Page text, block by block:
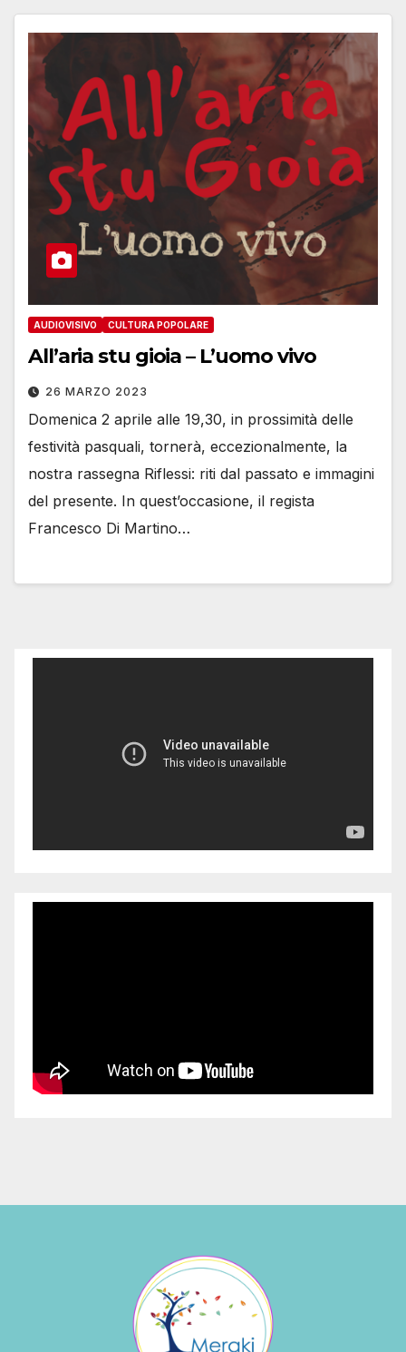
AUDIOVISIVO CULTURA POPOLARE
All’aria stu gioia – L’uomo vivo
26 MARZO 2023
Domenica 2 aprile alle 19,30, in prossimità delle
festività pasquali, tornerà, eccezionalmente, la
nostra rassegna Riflessi: riti dal passato e immagini
del presente. In quest’occasione, il regista
Francesco Di Martino…